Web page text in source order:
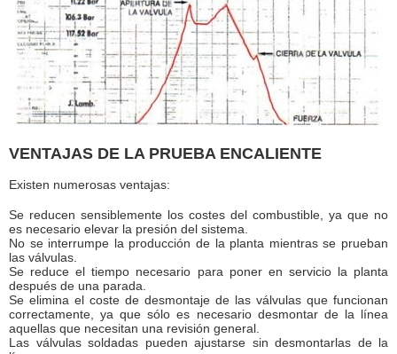
VENTAJAS DE LA PRUEBA ENCALIENTE
Existen numerosas ventajas:
Se reducen sensiblemente los costes del combustible, ya que no
es necesario elevar la presión del sistema.
No se interrumpe la producción de la planta mientras se prueban
las válvulas.
Se reduce el tiempo necesario para poner en servicio la planta
después de una parada.
Se elimina el coste de desmontaje de las válvulas que funcionan
correctamente, ya que sólo es necesario desmontar de la línea
aquellas que necesitan una revisión general.
Las válvulas soldadas pueden ajustarse sin desmontarlas de la